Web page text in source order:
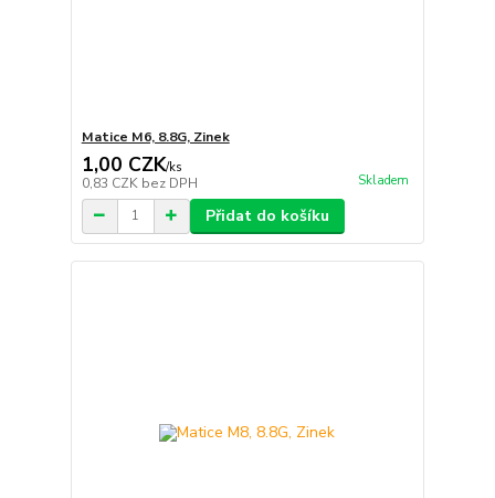
Matice M6, 8.8G, Zinek
1,00 CZK/ks
0,83 CZK bez DPH Skladem
Přidat do košíku